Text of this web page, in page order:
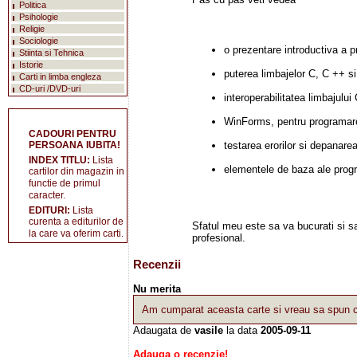
o prezentare introductiva a
puterea limbajelor C, C ++
interoperabilitatea
WinForms, pentru
testarea erorilor si
elementele de baza ale
Sfatul meu este sa va bucurati si
profesional.
Recenzii
Nu merita
Am cumparat aceasta carte si vreau sa spun
Adaugata de vasile la data 2005-09-11
Adauga o recenzie!
Politica
Psihologie
Religie
Sociologie
Stiinta si Tehnica
Istorie
Carti in limba engleza
CD-uri /DVD-uri
CADOURI PENTRU
PERSOANA IUBITA!
INDEX TITLU: Lista
cartilor din magazin in
functie de primul
caracter.
EDITURI: Lista
curenta a editurilor de
la care va oferim carti.